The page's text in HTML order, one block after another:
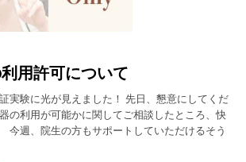
用許可について
実験に光が見えました！ 先日、懇意にしてくだ
の利用が可能かに関してご相談したところ、快
週、院生の方もサポートしていただけるそう